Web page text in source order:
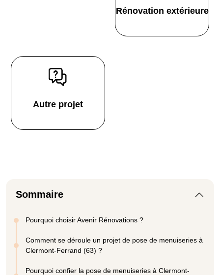
Rénovation extérieure
Autre projet
Sommaire
Pourquoi choisir Avenir Rénovations ?
Comment se déroule un projet de pose de menuiseries à
Clermont-Ferrand (63) ?
Pourquoi confier la pose de menuiseries à Clermont-